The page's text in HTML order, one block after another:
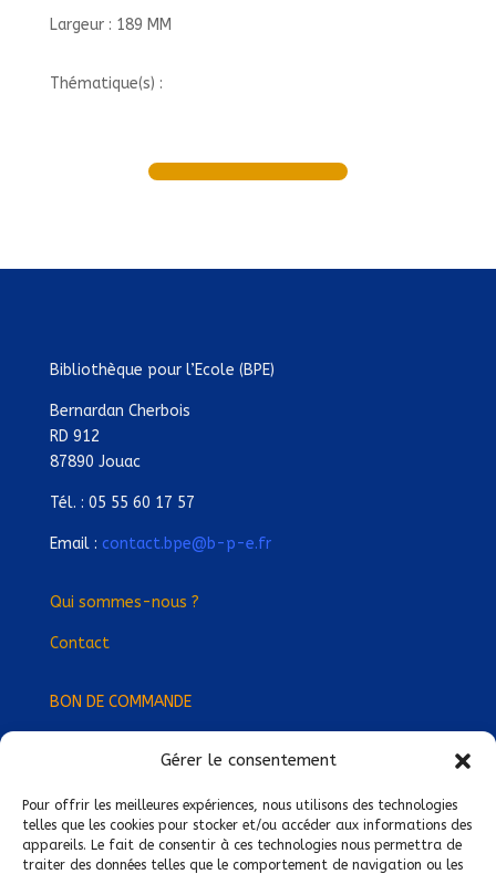
Gérer le consentement
Pour offrir les meilleures expériences, nous utilisons des technologies
telles que les cookies pour stocker et/ou accéder aux informations des
appareils. Le fait de consentir à ces technologies nous permettra de
traiter des données telles que le comportement de navigation ou les
Largeur : 189 MM
Thématique(s) :
Bibliothèque pour l’Ecole (BPE)
Bernardan Cherbois
RD 912
87890 Jouac
Tél. : 05 55 60 17 57
Email : contact.bpe@b-p-e.fr
Qui sommes-nous ?
Contact
BON DE COMMANDE
Devenez Délégué·e Régional·e !
Trouvez-nous près de chez vous !
Mentions légales